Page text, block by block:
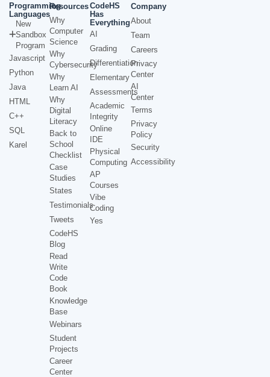
Programming
Languages
New
Sandbox
Program
Javascript
Python
Java
HTML
C++
SQL
Karel
Resources
Why
Computer
Science
Why
Cybersecurity
Why
Learn AI
Why
Digital
Literacy
Back to
School
Checklist
Case
Studies
States
Testimonials
Tweets
CodeHS
Blog
Read
Write
Code
Book
Knowledge
Base
Webinars
Student
Projects
Career
Center
CodeHS
Has
Everything
AI
Grading
Differentiation
Elementary
Assessments
Academic
Integrity
Online
IDE
Physical
Computing
AP
Courses
Vibe
Coding
Yes
Company
About
Team
Careers
Privacy
Center
AI
Center
Terms
Privacy
Policy
Security
Accessibility